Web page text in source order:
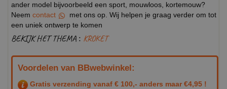
ander model bijvoorbeeld een sport, mouwloos, kortemouw?
Neem contact
met ons op. Wij helpen je graag verder om tot
een uniek ontwerp te komen
BEKIJK HET THEMA : KROKET
Voordelen van BBwebwinkel:
Gratis verzending vanaf € 100,- anders maar €4,95 !